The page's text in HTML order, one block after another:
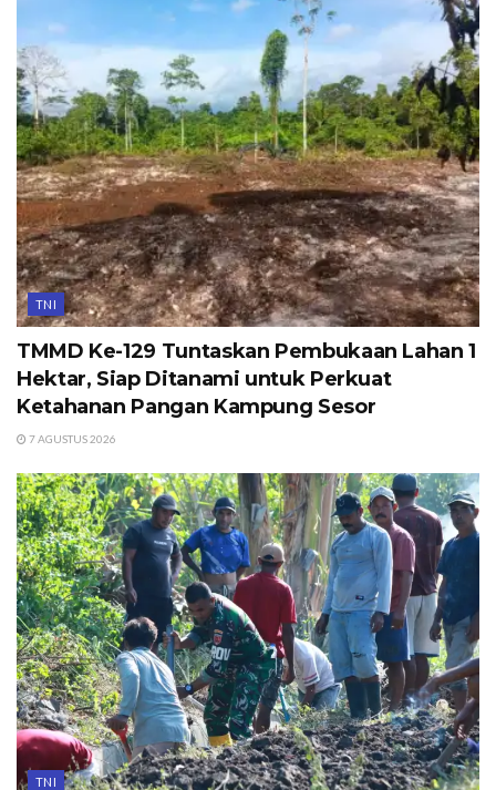
TNI
TMMD Ke-129 Tuntaskan Pembukaan Lahan 1
Hektar, Siap Ditanami untuk Perkuat
Ketahanan Pangan Kampung Sesor
7 AGUSTUS 2026
TNI